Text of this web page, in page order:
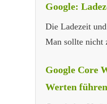
Google:
Die Ladezeit
Man sollte nicht
Google Core
Werten führen